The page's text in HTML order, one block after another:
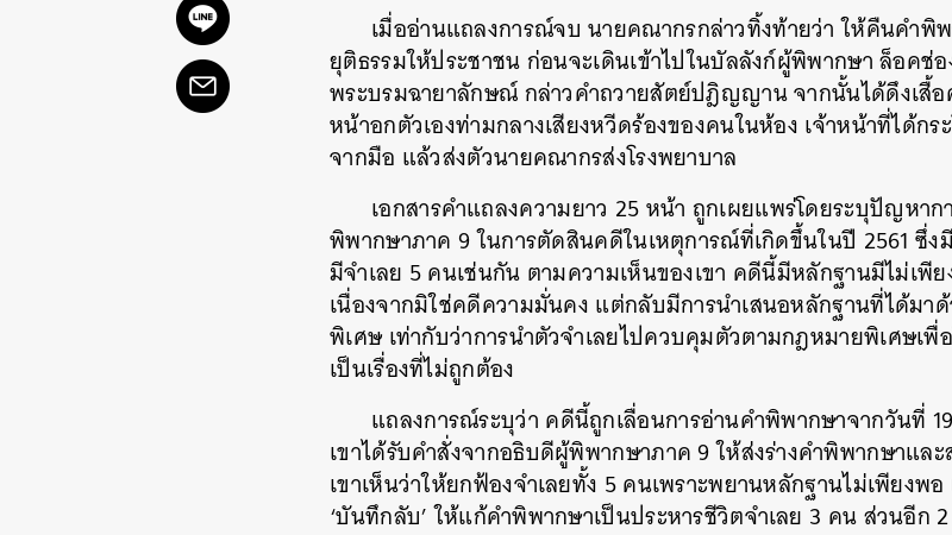
เมื่ออ่านแถลงการณ์จบ นายคณากรกล่าวทิ้งท้ายว่า ให้คืนคำ
ยุติธรรมให้ประชาชน ก่อนจะเดินเข้าไปในบัลลังก์ผู้พิพากษา ล็อคช่
พระบรมฉายาลักษณ์ กล่าวคำถวายสัตย์ปฎิญญาน จากนั้นได้ดึงเสื้
หน้าอกตัวเองท่ามกลางเสียงหวีดร้องของคนในห้อง เจ้าหน้าที่ได้
จากมือ แล้วส่งตัวนายคณากรส่งโรงพยาบาล
เอกสารคำแถลงความยาว 25 หน้า ถูกเผยแพร่โดยระบุปัญหา
พิพากษาภาค 9 ในการตัดสินคดีในเหตุการณ์ที่เกิดขึ้นในปี 2561 ซึ่
มีจำเลย 5 คนเช่นกัน ตามความเห็นของเขา คดีนี้มีหลักฐานมีไม่เพี
เนื่องจากมิใช่คดีความมั่นคง แต่กลับมีการนำเสนอหลักฐานที่ได้มา
พิเศษ เท่ากับว่าการนำตัวจำเลยไปควบคุมตัวตามกฎหมายพิเศษเ
เป็นเรื่องที่ไม่ถูกต้อง
แถลงการณ์ระบุว่า คดีนี้ถูกเลื่อนการอ่านคำพิพากษาจากวันที่
เขาได้รับคำสั่งจากอธิบดีผู้พิพากษาภาค 9 ให้ส่งร่างคำพิพากษาแล
เขาเห็นว่าให้ยกฟ้องจำเลยทั้ง 5 คนเพราะพยานหลักฐานไม่เพียง
‘บันทึกลับ’ ให้แก้คำพิพากษาเป็นประหารชีวิตจำเลย 3 คน ส่วนอีก